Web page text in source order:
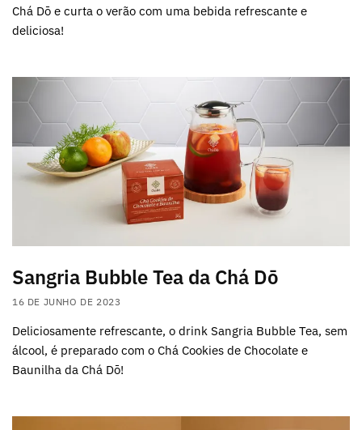
Chá Dō e curta o verão com uma bebida refrescante e
deliciosa!
Sangria Bubble Tea da Chá Dō
16 DE JUNHO DE 2023
Deliciosamente refrescante, o drink Sangria Bubble Tea, sem
álcool, é preparado com o Chá Cookies de Chocolate e
Baunilha da Chá Dō!